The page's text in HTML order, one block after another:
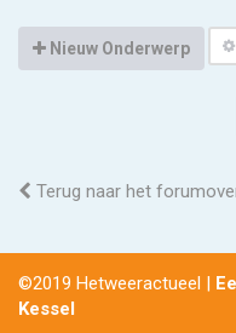
Nieuw Onderwerp
Terug naar het
©2019 Hetweeractueel |
Kessel